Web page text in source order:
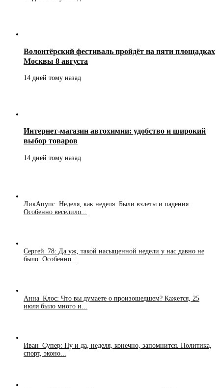
Волонтёрский фестиваль пройдёт на пяти площадках
Москвы 8 августа
14 дней тому назад
Интернет-магазин автохимии: удобство и широкий
выбор товаров
14 дней тому назад
ЛикАпупс: Неделя, как неделя. Были взлеты и падения.
Особенно веселило...
Сергей_78: Да уж, такой насыщенной недели у нас давно не
было. Особенно...
Анна_Клос: Что вы думаете о произошедшем? Кажется, 25
июля было много и...
Иван_Супер: Ну и да, неделя, конечно, запомнится. Политика,
спорт, эконо...